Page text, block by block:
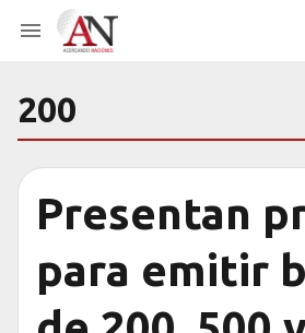
200
Presentan
para emitir